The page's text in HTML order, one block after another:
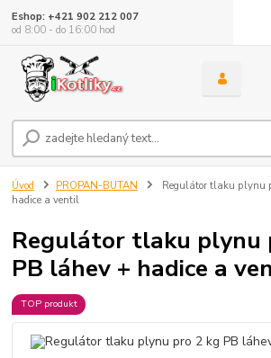
Eshop: +421 902 212 007
od 8:00 - do 16:00 hod
Úvod PROPAN-BUTAN
Regulátor tlaku plynu
hadice a ventil
Regulátor tlaku plynu
PB láhev + hadice a
TOP produkt